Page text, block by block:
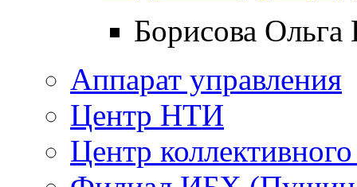
Борисова Ольга
Аппарат управления
Центр НТИ
Центр